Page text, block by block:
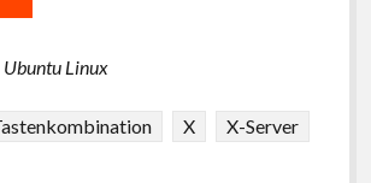
Ubuntu Linux
X X-Server